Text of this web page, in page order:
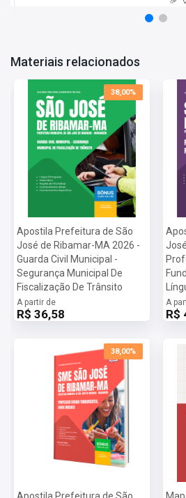
Vagas: 118 Vagas
Inscrições:De 22/04/2026 a 22/05/
Salário:R$ 6.914,37
Taxa de Inscrição:R$ 145,00
Prova: 12
/07/2026
Materiais relacionados
38,00%
Apostila Prefeitura de São
José de Ribamar-MA 2026 -
Guarda Civil Municipal -
Segurança Municipal De
Fiscalização De Trânsito
A partir de
R$ 36,58
A
R$
38,00%
Apostila Prefeitura de São